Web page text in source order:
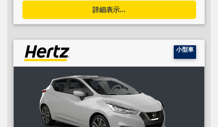
詳細表示...
小型車